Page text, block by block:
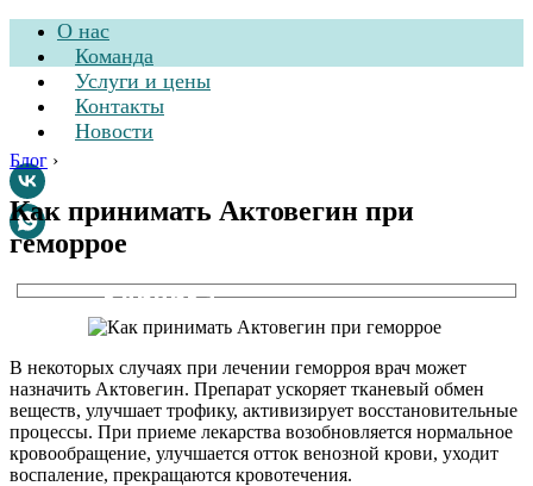
О нас
Команда
Услуги и цены
Контакты
Новости
Стоматологическая
клиника
Блог ›
Как принимать Актовегин при
геморрое
В некоторых случаях при лечении геморроя врач может
назначить Актовегин. Препарат ускоряет тканевый обмен
веществ, улучшает трофику, активизирует восстановительные
процессы. При приеме лекарства возобновляется нормальное
кровообращение, улучшается отток венозной крови, уходит
воспаление, прекращаются кровотечения.